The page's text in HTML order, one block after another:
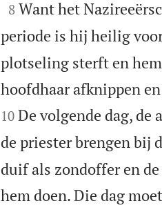

8 Want het
periode is hij heilig
plotseling sterft en
hoofdhaar afknippen
10 De volgende dag,
de priester brengen bij
duif als zondoffer en
hem doen. Die dag